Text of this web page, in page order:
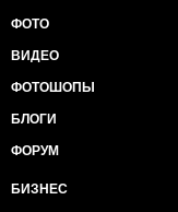
ФОТО
ВИДЕО
ФОТОШОПЫ
БЛОГИ
ФОРУМ
БИЗНЕС